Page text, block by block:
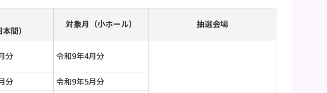
間）
対象月（小ホール） 抽選会場
分 令和9年4月分
分
令和9年5月分